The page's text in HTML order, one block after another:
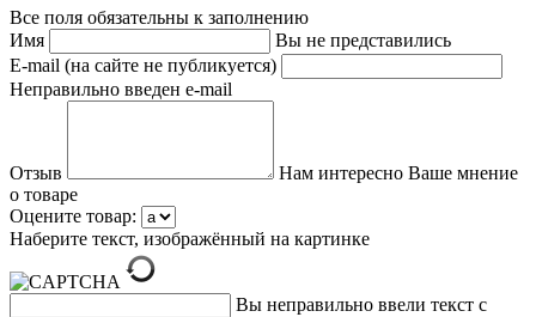
Все поля обязательны к заполнению
Имя
Вы не представились
E-mail (на сайте не публикуется)
Неправильно введен e-mail
Отзыв
Нам интересно Ваше мнение
о товаре
Оцените товар:
Наберите текст, изображённый на картинке
Вы неправильно ввели текст с